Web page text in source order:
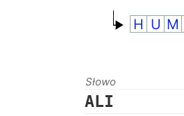
H U M
Słowo
ALI